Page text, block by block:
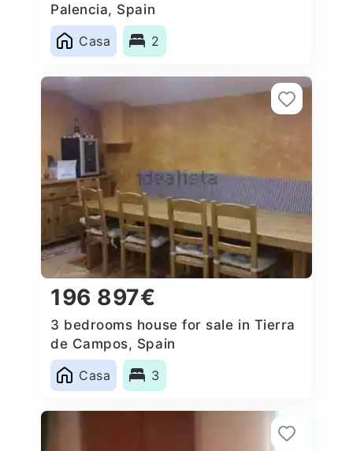
Palencia, Spain
Casa
2
196 897€
3 bedrooms house for sale in Tierra
de Campos, Spain
Casa
3